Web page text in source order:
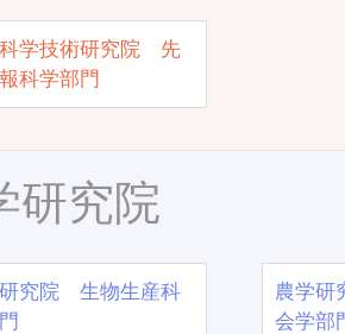
学技術研究院 先
科学部門
研究院
究院 生物生産科
農学
会学部